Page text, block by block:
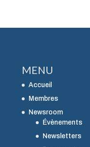
MENU
Accueil
Membres
Newsroom
Évènements
Newsletters